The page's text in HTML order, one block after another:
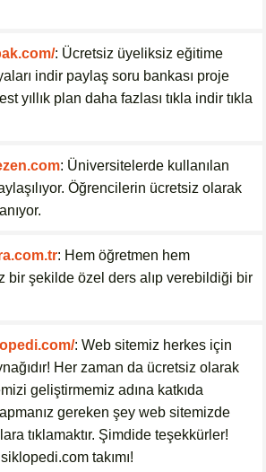
: Ücretsiz üyeliksiz eğitime
indir paylaş soru bankası proje
yıllık plan daha fazlası tıkla indir tıkla
: Üniversitelerde kullanılan
Öğrencilerin ücretsiz olarak
: Hem öğretmen hem
bir şekilde özel ders alıp verebildiği bir
: Web sitemiz herkes için
Her zaman da ücretsiz olarak
geliştirmemiz adına katkıda
gereken şey web sitemizde
tıklamaktır. Şimdide teşekkürler!
takımı!